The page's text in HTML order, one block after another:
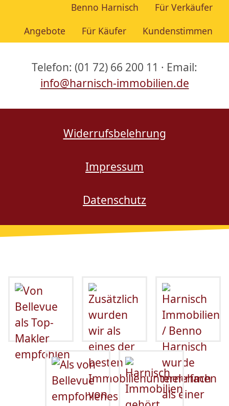
Benno Harnisch
Für Verkäufer
Angebote
Für Käufer Kundenstimmen
Telefon: (01 72) 66 200 11 · Email:
info@harnisch-immobilien.de
Widerrufsbelehrung
Impressum
Datenschutz